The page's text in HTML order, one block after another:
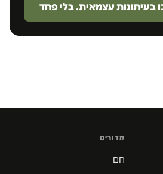
בעיתונות עצמאית. בלי פחד
מדורים
חם